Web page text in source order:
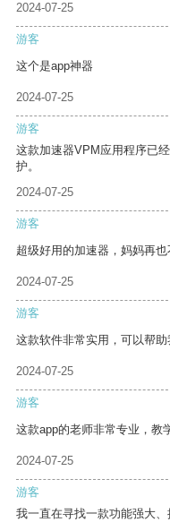
2024-07-25
游客
这个是app神器
2024-07-25
游客
这款加速器VPM应用程序已
护。
2024-07-25
游客
超级好用的加速器，妈妈再也
2024-07-25
游客
这款软件非常实用，可以帮助
2024-07-25
游客
这款app的老师非常专业，教
2024-07-25
游客
我一直在寻找一款功能强大